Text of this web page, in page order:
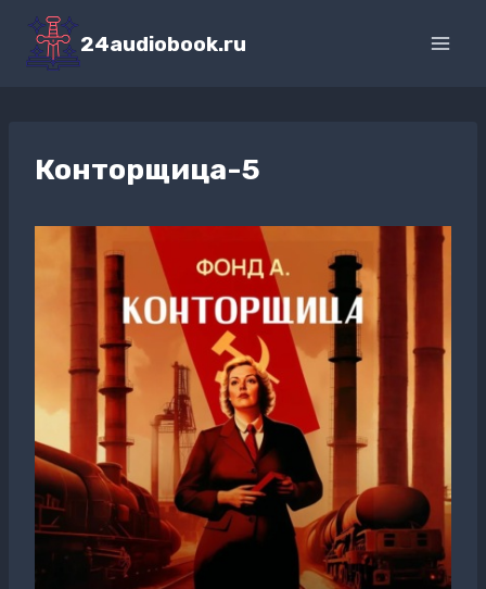
Перейти
содержимому
24audiobook.ru
Конторщица-5